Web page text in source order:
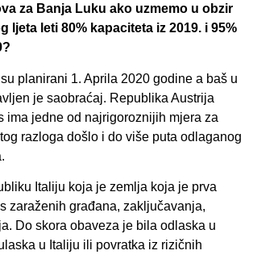
za Banja Luku ako uzmemo u obzir
ljeta leti 80% kapaciteta iz 2019. i 95%
planirani 1. Aprila 2020 godine a baš u
je saobraćaj. Republika Austrija
ima jedne od najrigoroznijih mjera za
razloga došlo i do više puta odlaganog
Italiju koja je zemlja koja je prva
zaraženih građana, zaključavanja,
Do skora obaveza je bila odlaska u
u Italiju ili povratka iz rizičnih